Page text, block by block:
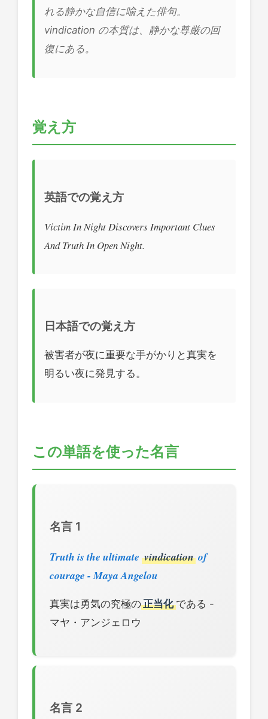
れる静かな自信に喩えた俳句。
vindication の本質は、静かな尊厳の回
復にある。
覚え方
英語での覚え方
Victim In Night Discovers Important Clues
And Truth In Open Night.
日本語での覚え方
被害者が夜に重要な手がかりと真実を
明るい夜に発見する。
この単語を使った名言
名言 1
Truth is the ultimate vindication of
courage - Maya Angelou
真実は勇気の究極の正当化である -
マヤ・アンジェロウ
名言 2